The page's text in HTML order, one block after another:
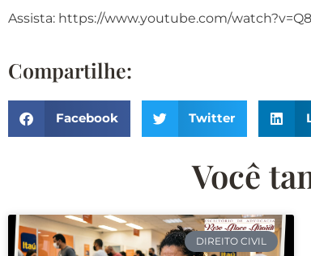
Assista: https://www.youtube.com/
Compartilhe:
Facebook Twitter
Você
DIREITO CIVIL